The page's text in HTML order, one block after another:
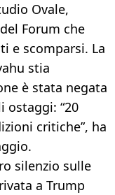
Ovale,
Forum che
e scomparsi. La
stia
è stata negata
ostaggi: “20
critiche”, ha
silenzio sulle
a Trump